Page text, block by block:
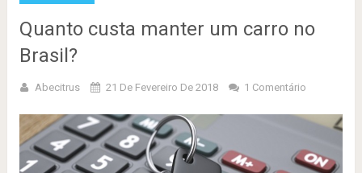
Quanto custa manter um carro no
Brasil?
Abecitrus 21 De Fevereiro De 2018 1 Comentário